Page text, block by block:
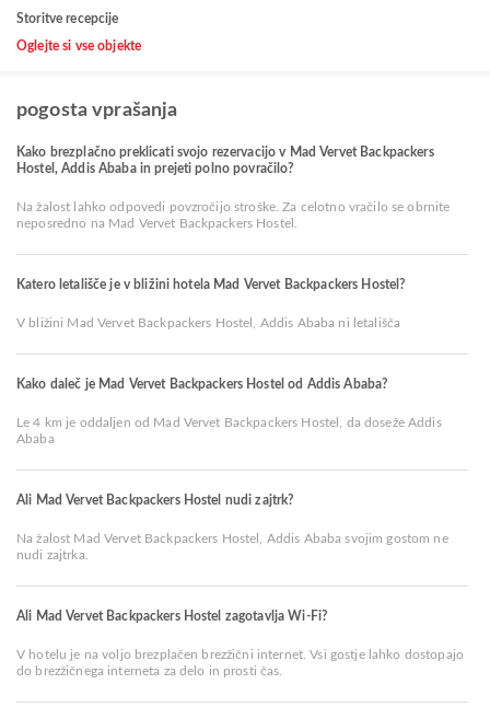
Storitve recepcije
Oglejte si vse objekte
pogosta vprašanja
Kako brezplačno preklicati svojo rezervacijo v Mad Vervet Backpackers
Hostel, Addis Ababa in prejeti polno povračilo?
Na žalost lahko odpovedi povzročijo stroške. Za celotno vračilo se obrnite
neposredno na Mad Vervet Backpackers Hostel.
Katero letališče je v bližini hotela Mad Vervet Backpackers Hostel?
V bližini Mad Vervet Backpackers Hostel, Addis Ababa ni letališča
Kako daleč je Mad Vervet Backpackers Hostel od Addis Ababa?
Le 4 km je oddaljen od Mad Vervet Backpackers Hostel, da doseže Addis
Ababa
Ali Mad Vervet Backpackers Hostel nudi zajtrk?
Na žalost Mad Vervet Backpackers Hostel, Addis Ababa svojim gostom ne
nudi zajtrka.
Ali Mad Vervet Backpackers Hostel zagotavlja Wi-Fi?
V hotelu je na voljo brezplačen brezžični internet. Vsi gostje lahko dostopajo
do brezžičnega interneta za delo in prosti čas.